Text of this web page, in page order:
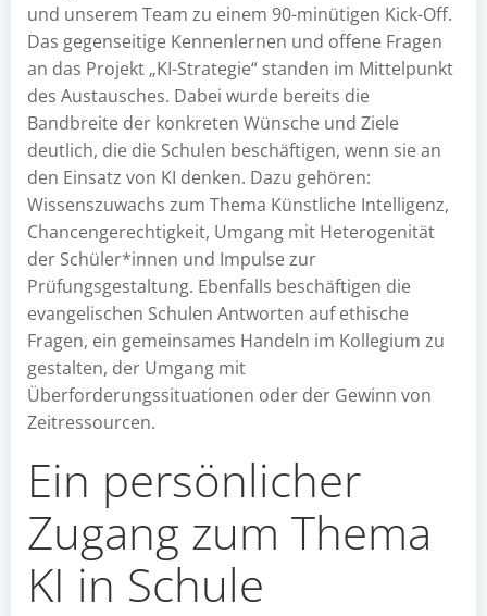
und unserem Team zu einem 90-minütigen Kick-Off.
Das gegenseitige Kennenlernen und offene Fragen
an das Projekt „KI-Strategie“ standen im Mittelpunkt
des Austausches. Dabei wurde bereits die
Bandbreite der konkreten Wünsche und Ziele
deutlich, die die Schulen beschäftigen, wenn sie an
den Einsatz von KI denken. Dazu gehören:
Wissenszuwachs zum Thema Künstliche Intelligenz,
Chancengerechtigkeit, Umgang mit Heterogenität
der Schüler*innen und Impulse zur
Prüfungsgestaltung. Ebenfalls beschäftigen die
evangelischen Schulen Antworten auf ethische
Fragen, ein gemeinsames Handeln im Kollegium zu
gestalten, der Umgang mit
Überforderungssituationen oder der Gewinn von
Zeitressourcen.
Ein persönlicher
Zugang zum Thema
KI in Schule